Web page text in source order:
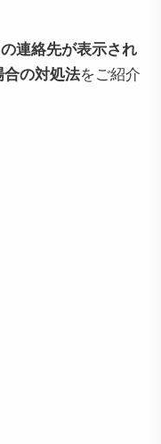
連絡先が表示され
の対処法をご紹介